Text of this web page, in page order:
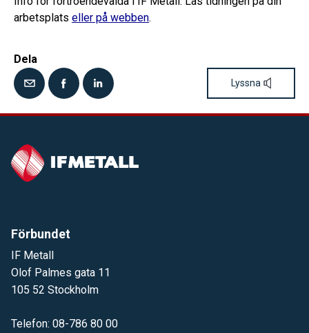
arbetsplats eller på webben.
Dela
Lyssna
Förbundet
IF Metall
Olof Palmes gata 11
105 52 Stockholm
Telefon: 08-786 80 00